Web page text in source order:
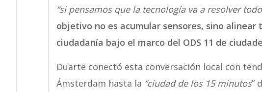
“si pensamos que la tecnología va a resolver
objetivo no es acumular sensores, sino alinear
ciudadanía bajo el marco del ODS 11 de
Duarte conectó esta conversación local con
Ámsterdam hasta la “ciudad de los 15 minutos”